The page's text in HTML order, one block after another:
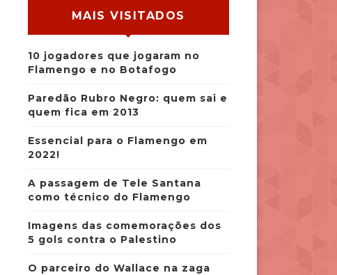
MAIS VISITADOS
10 jogadores que jogaram no
Flamengo e no Botafogo
Paredão Rubro Negro: quem sai e
quem fica em 2013
Essencial para o Flamengo em
2022!
A passagem de Tele Santana
como técnico do Flamengo
Imagens das comemorações dos
5 gols contra o Palestino
O parceiro do Wallace na zaga